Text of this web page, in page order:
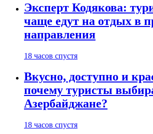
Эксперт Кодякова:
чаще едут на отдых в
направления
18 часов спустя
Вкусно, доступно и
почему туристы
Азербайджане?
18 часов спустя